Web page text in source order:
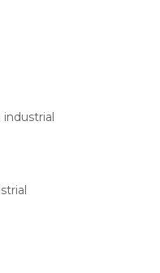
industrial